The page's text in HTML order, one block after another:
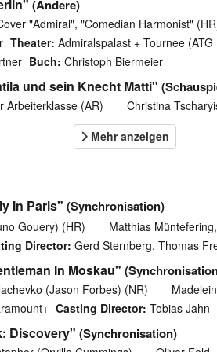
(Andere)
"Admiral", "Comedian Harmonist"
Theater: Admiralspalast + Tournee
Buch: Christoph Biermeier
und sein Knecht Matti"
Arbeiterklasse (AR) Christina
In Paris" (Synchronisation)
Gouery) (HR) Matthias
Director: Gerd Sternberg, Thomas
In Moskau"
(Jason Forbes) (NR)
Casting Director: Tobias Jahn
Discovery" (Synchronisation)